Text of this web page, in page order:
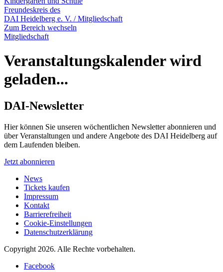
Freundeskreis des
DAI Heidelberg e. V. / Mitgliedschaft
Zum Bereich wechseln
Mitgliedschaft
Veranstaltungskalender wird
geladen...
DAI-Newsletter
Hier können Sie unseren wöchentlichen Newsletter abonnieren und
über Veranstaltungen und andere Angebote des DAI Heidelberg auf
dem Laufenden bleiben.
Jetzt abonnieren
News
Tickets kaufen
Impressum
Kontakt
Barrierefreiheit
Cookie-Einstellungen
Datenschutzerklärung
Copyright 2026. Alle Rechte vorbehalten.
Facebook